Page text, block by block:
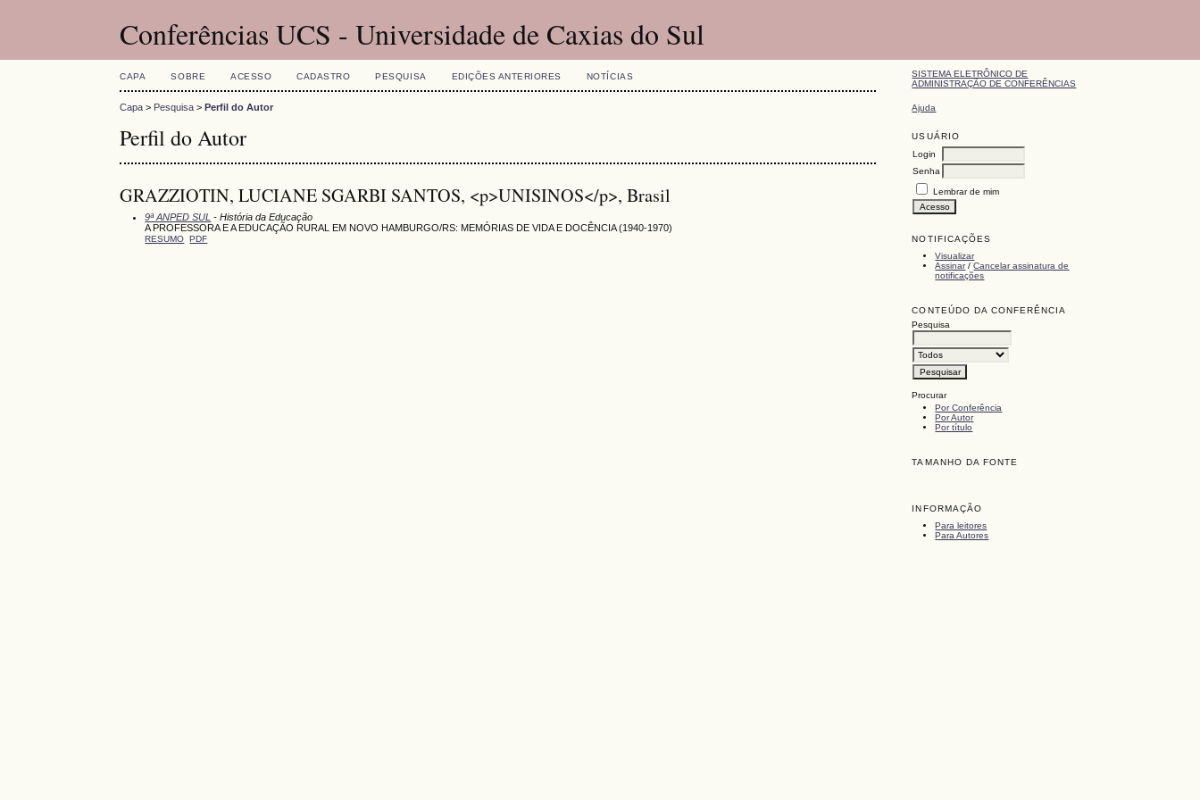
Conferências UCS - Universidade de Caxias do Sul
SISTEMA ELETRÔNICO DE
ADMINISTRAÇÃO DE CONFERÊNCIAS
Ajuda
USUÁRIO
Login
Senha
Lembrar de mim
NOTIFICAÇÕES
Visualizar
Assinar/Cancelar assinatura de
notificações
CONTEÚDO DA CONFERÊNCIA
Pesquisa
Procurar
Por Conferência
Por Autor
Por título
TAMANHO DA FONTE
INFORMAÇÃO
Para leitores
Para Autores
CAPA SOBRE ACESSO CADASTRO PESQUISA EDIÇÕES ANTERIORES NOTÍCIAS
Capa > Pesquisa >Perfil do Autor
Perfil do Autor
GRAZZIOTIN, LUCIANE SGARBI SANTOS, <p>UNISINOS</p>, Brasil
9ª ANPED SUL - História da Educação
A PROFESSORA E A EDUCAÇÃO RURAL EM NOVO HAMBURGO/RS: MEMÓRIAS DE VIDA E DOCÊNCIA (1940-1970)
RESUMO PDF